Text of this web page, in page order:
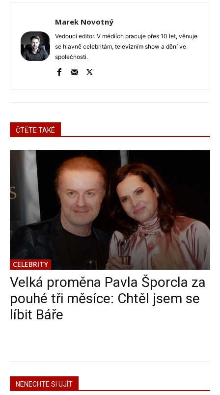
Marek Novotný
Vedoucí editor. V médiích pracuje přes 10 let, věnuje
se hlavně celebritám, televizním show a dění ve
společnosti.
ČTĚTE TAKÉ
CELEBRITY
Velká proměna Pavla Šporcla za
pouhé tři měsíce: Chtěl jsem se
líbit Báře
NENECHTE SI UJÍT